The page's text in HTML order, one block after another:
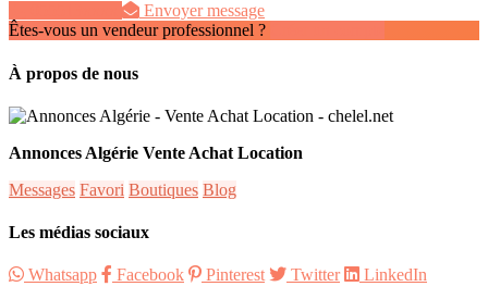
Envoyer message
Êtes-vous un vendeur professionnel ?
À propos de nous
Annonces Algérie Vente Achat Location
Messages Favori Boutiques Blog
Les médias sociaux
Whatsapp Facebook Pinterest Twitter LinkedIn